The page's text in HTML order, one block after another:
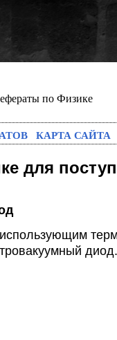
по Физике
КАРТА САЙТА
для
диод.